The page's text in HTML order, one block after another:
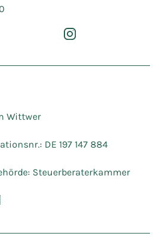
Wittwer
DE 197 147 884
Steuerberaterkammer